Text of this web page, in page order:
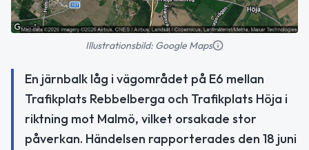
Illustrationsbild: Google Maps
En järnbalk låg i vägområdet på E6 mellan
Trafikplats Rebbelberga och Trafikplats Höja i
riktning mot Malmö, vilket orsakade stor
påverkan. Händelsen rapporterades den 18 juni